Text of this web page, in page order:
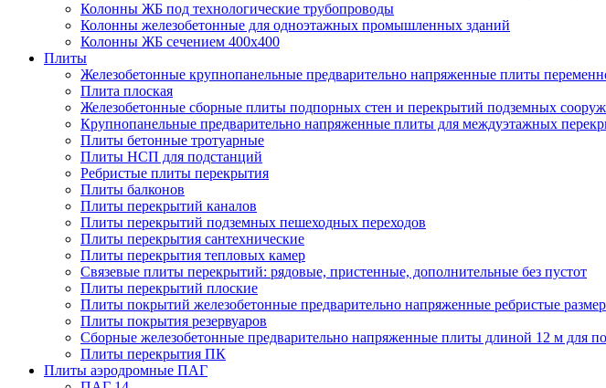
Колонны ЖБ под технологические трубопроводы
Колонны железобетонные для одноэтажных промышленных зданий
Колонны ЖБ сечением 400х400
Плиты
Железобетонные крупнопанельные предварительно напряженные плиты
Плита плоская
Железобетонные сборные плиты подпорных стен и перекрытий подземных
Крупнопанельные предварительно напряженные плиты для междуэтажных
Плиты бетонные тротуарные
Плиты НСП для подстанций
Ребристые плиты перекрытия
Плиты балконов
Плиты перекрытий каналов
Плиты перекрытий подземных пешеходных переходов
Плиты перекрытия сантехнические
Плиты перекрытия тепловых камер
Связевые плиты перекрытий: рядовые, пристенные, дополнительные без пустот
Плиты перекрытий плоские
Плиты покрытий железобетонные предварительно напряженные ребристые
Плиты покрытия резервуаров
Сборные железобетонные предварительно напряженные плиты длиной 12 м для
Плиты перекрытия ПК
Плиты аэродромные ПАГ